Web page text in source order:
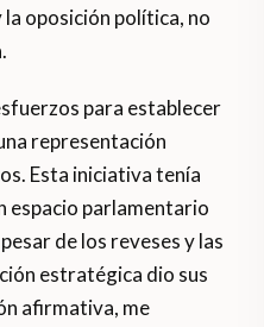
oposición política, no
para establecer
representación
Esta iniciativa tenía
espacio parlamentario
de los reveses y las
estratégica dio sus
afirmativa, me